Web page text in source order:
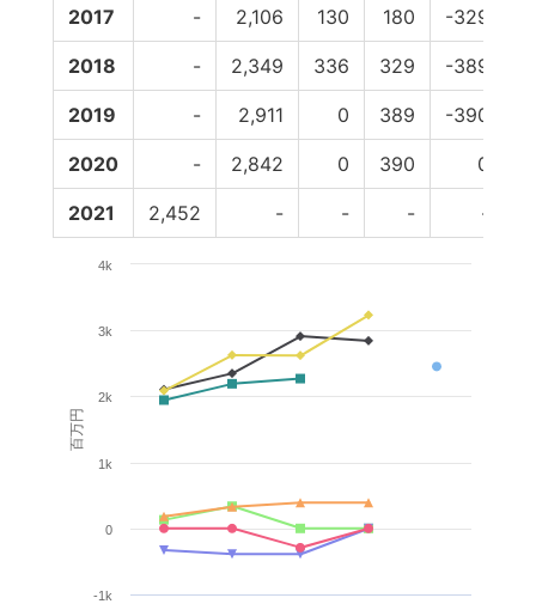
2017 - 2,106 130 180 -329
2018 - 2,349 336 329 -389
2019 - 2,911 0 389 -390
2020 - 2,842 0 390 0
2021 2,452 - - - -
百万円
-1k
0
1k
2k
3k
4k